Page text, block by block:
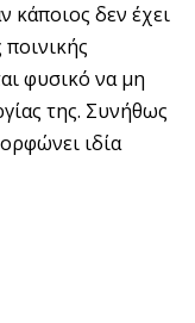
κάποιος δεν έχει
φυσικό να μη
της. Συνήθως
ιδία